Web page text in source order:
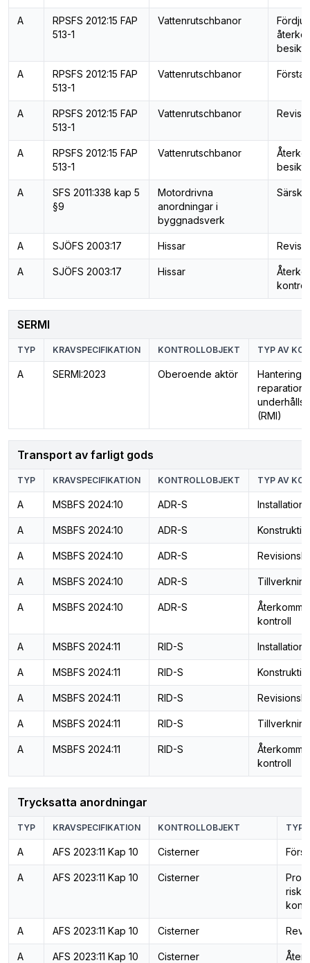
A
RPSFS 2012:15 FAP
513-1
Vattenrutschbanor
A
RPSFS 2012:15 FAP
513-1
Vattenrutschbanor Första
A
RPSFS 2012:15 FAP
513-1
Vattenrutschbanor
A
RPSFS 2012:15 FAP
513-1
Vattenrutschbanor
A
SFS 2011:338 kap 5
§9
Motordrivna
anordningar i
byggnadsverk
A SJÖFS 2003:17 Hissar
A SJÖFS 2003:17 Hissar
kontroll
SERMI
TYP KRAVSPECIFIKATION KONTROLLOBJEKT TYP AV
A SERMI:2023 Oberoende aktör
Hantering
(RMI)
Transport av farligt gods
TYP KRAVSPECIFIKATION KONTROLLOBJEKT TYP AV
A MSBFS 2024:10 ADR-S
A MSBFS 2024:10 ADR-S
A MSBFS 2024:10 ADR-S
A MSBFS 2024:10 ADR-S
A MSBFS 2024:10 ADR-S
kontroll
A MSBFS 2024:11 RID-S
A MSBFS 2024:11 RID-S
A MSBFS 2024:11 RID-S
A MSBFS 2024:11 RID-S
A MSBFS 2024:11 RID-S
kontroll
Trycksatta anordningar
TYP KRAVSPECIFIKATION KONTROLLOBJEKT TYP
A AFS 2023:11 Kap 10 Cisterner
A AFS 2023:11 Kap 10 Cisterner
A AFS 2023:11 Kap 10 Cisterner
A AFS 2023:11 Kap 10 Cisterner